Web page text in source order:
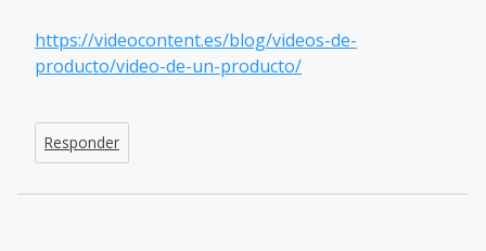
https://videocontent.es/blog/videos-de-
producto/video-de-un-producto/
Responder